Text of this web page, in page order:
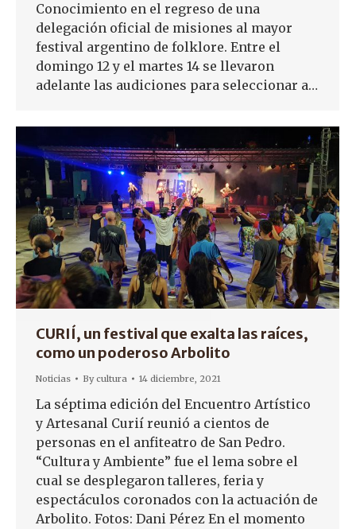
Conocimiento en el regreso de una
delegación oficial de misiones al mayor
festival argentino de folklore. Entre el
domingo 12 y el martes 14 se llevaron
adelante las audiciones para seleccionar a…
CURIÍ, un festival que exalta las raíces,
como un poderoso Arbolito
Noticias Bycultura 14 diciembre, 2021
La séptima edición del Encuentro Artístico
y Artesanal Curií reunió a cientos de
personas en el anfiteatro de San Pedro.
“Cultura y Ambiente” fue el lema sobre el
cual se desplegaron talleres, feria y
espectáculos coronados con la actuación de
Arbolito. Fotos: Dani Pérez En el momento